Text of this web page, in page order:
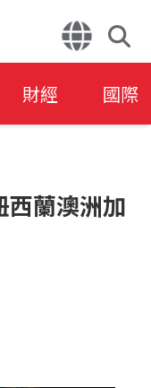
財經 國際
西蘭澳洲加